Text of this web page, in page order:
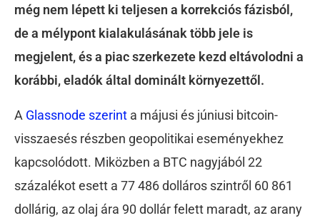
még nem lépett ki teljesen a korrekciós fázisból,
de a mélypont kialakulásának több jele is
megjelent, és a piac szerkezete kezd eltávolodni a
korábbi, eladók által dominált környezettől.
A Glassnode szerint a májusi és júniusi bitcoin-
visszaesés részben geopolitikai eseményekhez
kapcsolódott. Miközben a BTC nagyjából 22
százalékot esett a 77 486 dolláros szintről 60 861
dollárig, az olaj ára 90 dollár felett maradt, az arany